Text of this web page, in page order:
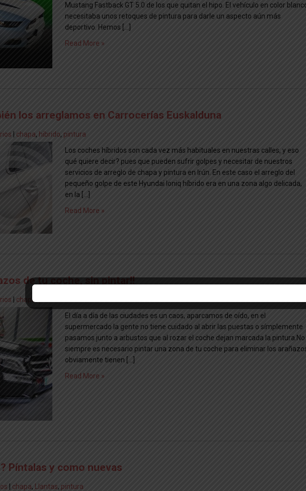
Mustang Fastback GT 5.0 de los que quitan el hipo. El vehículo en color
necesitaba unos retoques de pintura para darle un aspecto aún más
deportivo. Hemos […]
Read More »
los arreglamos en Carrocerías Euskalduna
chapa, hibrido, pintura
Los coches híbridos son cada vez más habituales en nuestras calles, y eso
qué quiere decir? pues que pueden sufrir golpes y necesitar de nuestros
servicios de arreglo de chapa y pintura en Irún. En este caso el arreglo del
pequeño golpe de este Hyundai Ioniq híbrido era en una zona algo delicada,
en la […]
Read More »
de tu coche, sin pintar!!
chapa
El día a día de las ciudades es un caos, aparcamos de oído, en el
supermercado la gente no tiene cuidado al abrir las puestas o símplemente
pasamos junto a arbustos que al rozar el coche dejan marcada la pintura.No
siempre es necesario pintar una zona de tu coche para eliminar los
obviamente tienen […]
Read More »
Píntalas y como nuevas
chapa, Llantas, pintura